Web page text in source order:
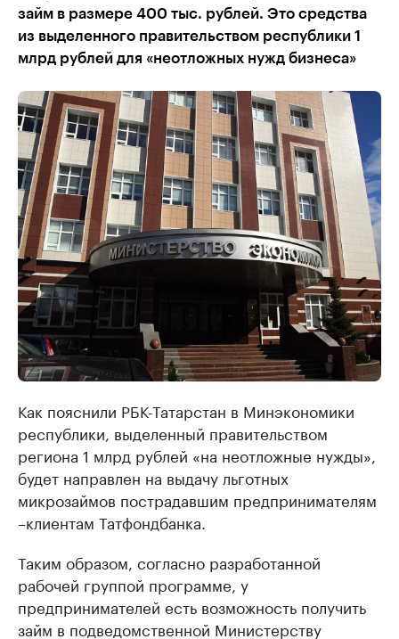
займ в размере 400 тыс. рублей. Это средства
из выделенного правительством республики 1
млрд рублей для «неотложных нужд бизнеса»
Как пояснили РБК-Татарстан в Минэкономики
республики, выделенный правительством
региона 1 млрд рублей «на неотложные нужды»,
будет направлен на выдачу льготных
микрозаймов пострадавшим предпринимателям
–клиентам Татфондбанка.
Таким образом, согласно разработанной
рабочей группой программе, у
предпринимателей есть возможность получить
займ в подведомственной Министерству